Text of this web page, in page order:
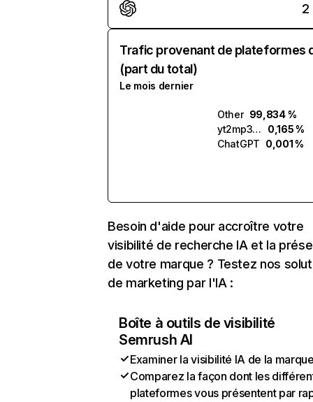
2
Trafic provenant de plateformes
(part du total)
Le mois dernier
Other 99,834 %
yt2mp3.ai
0,165 %
ChatGPT 0,001 %
Besoin d'aide pour accroître votre
visibilité de recherche IA et la
de votre marque ? Testez nos
de marketing par l'IA :
Boîte à outils de visibilité
Semrush AI
Examiner la visibilité IA de la
Comparez la façon dont les
plateformes vous présentent par